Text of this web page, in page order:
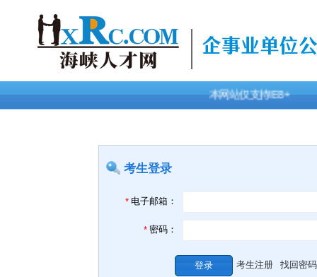
本网站仅支持IE8+,火狐,
考生登录
* 电子邮箱：
* 密码：
考生注册 找回密码